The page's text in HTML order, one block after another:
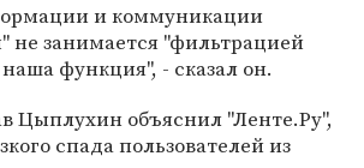
и коммуникации
не занимается "фильтрацией
функция", - сказал он.
Цыплухин объяснил "Ленте.Ру",
спада пользователей из